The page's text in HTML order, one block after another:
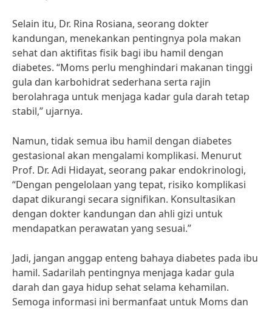
Selain itu, Dr. Rina Rosiana, seorang dokter
kandungan, menekankan pentingnya pola makan
sehat dan aktifitas fisik bagi ibu hamil dengan
diabetes. “Moms perlu menghindari makanan tinggi
gula dan karbohidrat sederhana serta rajin
berolahraga untuk menjaga kadar gula darah tetap
stabil,” ujarnya.
Namun, tidak semua ibu hamil dengan diabetes
gestasional akan mengalami komplikasi. Menurut
Prof. Dr. Adi Hidayat, seorang pakar endokrinologi,
“Dengan pengelolaan yang tepat, risiko komplikasi
dapat dikurangi secara signifikan. Konsultasikan
dengan dokter kandungan dan ahli gizi untuk
mendapatkan perawatan yang sesuai.”
Jadi, jangan anggap enteng bahaya diabetes pada ibu
hamil. Sadarilah pentingnya menjaga kadar gula
darah dan gaya hidup sehat selama kehamilan.
Semoga informasi ini bermanfaat untuk Moms dan